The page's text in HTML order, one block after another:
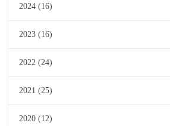
2024 (16)
2023 (16)
2022 (24)
2021 (25)
2020 (12)